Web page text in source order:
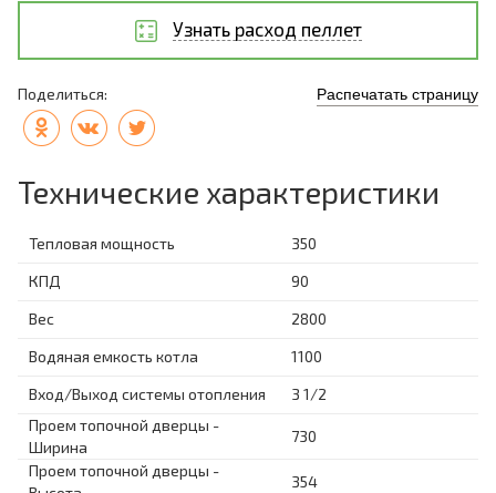
Узнать расход пеллет
Поделиться: Распечатать страницу
Технические характеристики
Тепловая мощность
350
КПД
90
Вес
2800
Водяная емкость котла
1100
Вход/Выход системы отопления
3 1/2
Проем топочной дверцы -
Ширина
730
Проем топочной дверцы -
354